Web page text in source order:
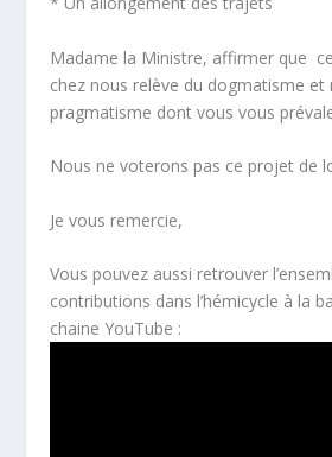
Madame la Ministre, affirmer que
chez nous relève du dogmatisme et
pragmatisme dont vous vous
Nous ne voterons pas ce projet de
Je vous remercie,
Vous pouvez aussi retrouver
contributions dans l’hémicycle à la
chaine YouTube :